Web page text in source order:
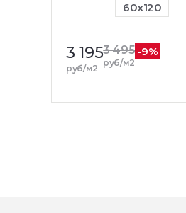
60x120
3 195
руб/м2
3 495
руб/м2
-9%